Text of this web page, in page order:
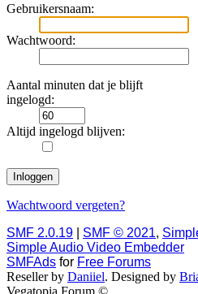
Gebruikersnaam:
Wachtwoord:
Aantal minuten dat je blijft
ingelogd:
Altijd ingelogd blijven:
Wachtwoord vergeten?
SMF 2.0.19
SMF © 2021,
Simple Audio Video Embedder
SMFAds for Free Forums
Reseller by Daniiel. Designed by
Vegatopia Forum ©